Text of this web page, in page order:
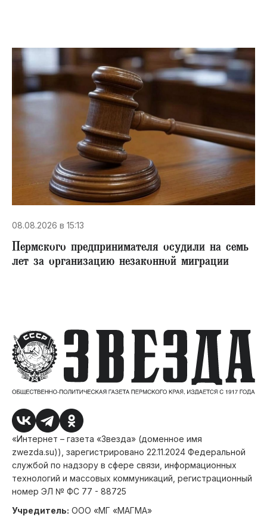
08.08.2026 в 15:13
Пермского предпринимателя осудили на семь
лет за организацию незаконной миграции
«Интернет – газета «Звезда» (доменное имя
zwezda.su)), зарегистрировано 22.11.2024 Федеральной
службой по надзору в сфере связи, информационных
технологий и массовых коммуникаций, регистрационный
номер ЭЛ № ФС 77 - 88725
Учредитель: ООО «МГ «МАГМА»